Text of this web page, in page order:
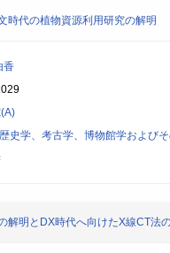
時代の植物資源利用研究の解明
香
史学、考古学、博物館学および
解明とDX時代へ向けたX線CT法